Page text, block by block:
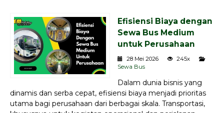
Efisiensi Biaya dengan
Sewa Bus Medium
untuk Perusahaan
28 Mei 2026
245x
Sewa Bus
Dalam dunia bisnis yang
dinamis dan serba cepat, efisiensi biaya menjadi prioritas
utama bagi perusahaan dari berbagai skala. Transportasi,